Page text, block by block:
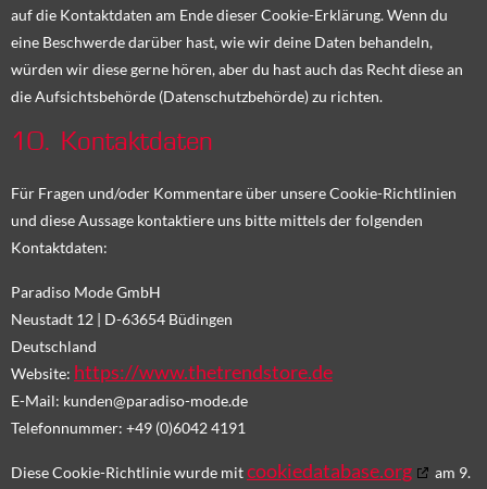
auf die Kontaktdaten am Ende dieser Cookie-Erklärung. Wenn du
eine Beschwerde darüber hast, wie wir deine Daten behandeln,
würden wir diese gerne hören, aber du hast auch das Recht diese an
die Aufsichtsbehörde (Datenschutzbehörde) zu richten.
10. Kontaktdaten
Für Fragen und/oder Kommentare über unsere Cookie-Richtlinien
und diese Aussage kontaktiere uns bitte mittels der folgenden
Kontaktdaten:
Paradiso Mode GmbH
Neustadt 12 | D-63654 Büdingen
Deutschland
Website: https://www.thetrendstore.de
E-Mail: kunden@paradiso-mode.de
Telefonnummer: +49 (0)6042 4191
Diese Cookie-Richtlinie wurde mitcookiedatabase.org
am 9.